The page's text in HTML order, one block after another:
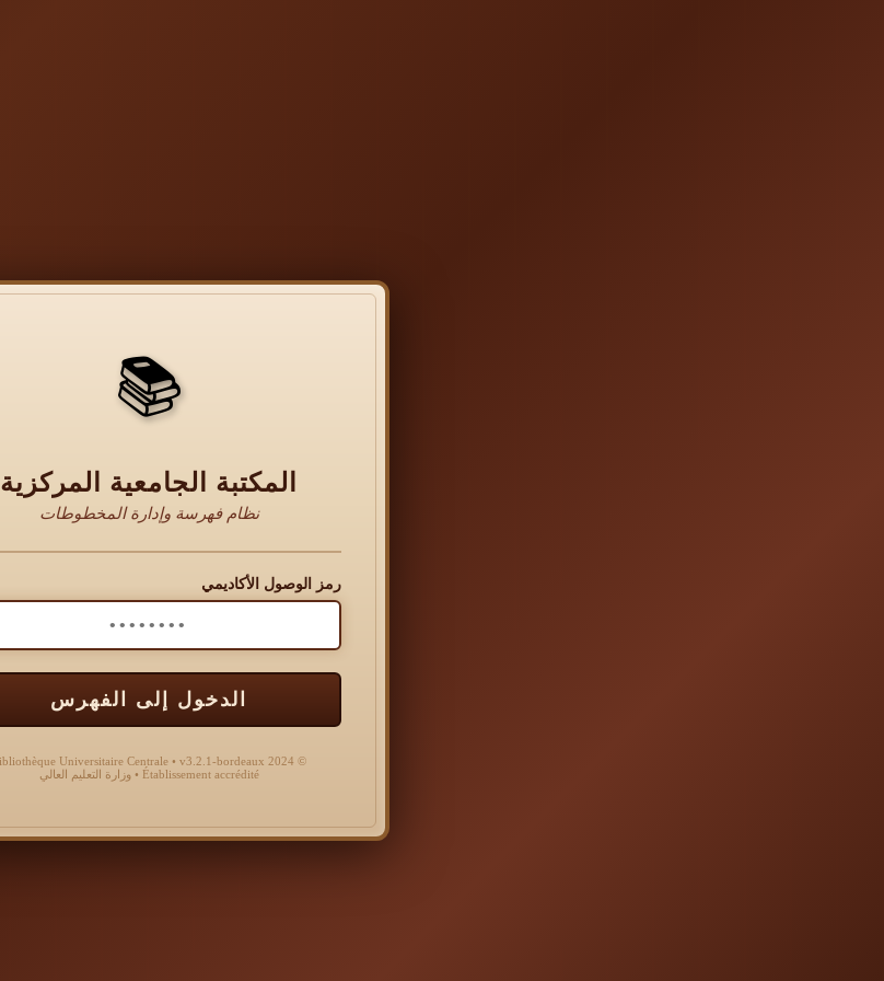
📚
المكتبة الجامعية المركزية
نظام فهرسة وإدارة المخطوطات
رمز الوصول الأكاديمي
الدخول إلى الفهرس
© 2024 Bibliothèque Universitaire Centrale • v3.2.1-bordeaux
Établissement accrédité • وزارة التعليم العالي